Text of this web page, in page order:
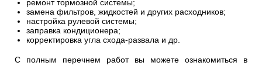
ремонт тормозной системы;
замена фильтров, жидкостей и других расходников;
настройка рулевой системы;
заправка кондиционера;
корректировка угла схода-развала и др.
С полным перечнем работ вы можете ознакомиться в